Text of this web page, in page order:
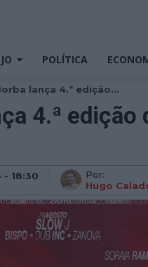
POLÍTICA
lança 4.ª edição...
4.ª
- 18:30
Por:
Hugo